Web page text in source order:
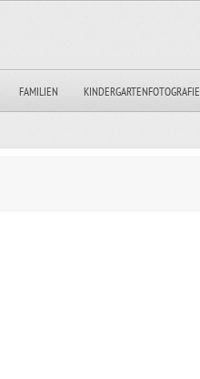
FAMILIEN KINDERGARTENFOTOGRAFIE